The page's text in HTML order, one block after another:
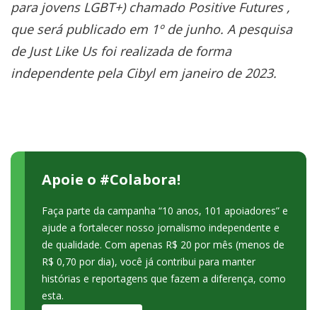
para jovens LGBT+) chamado Positive Futures ,
que será publicado em 1º de junho. A pesquisa
de Just Like Us foi realizada de forma
independente pela Cibyl em janeiro de 2023.
Apoie o #Colabora!
Faça parte da campanha “10 anos, 101 apoiadores” e
ajude a fortalecer nosso jornalismo independente e
de qualidade. Com apenas R$ 20 por mês (menos de
R$ 0,70 por dia), você já contribui para manter
histórias e reportagens que fazem a diferença, como
esta.